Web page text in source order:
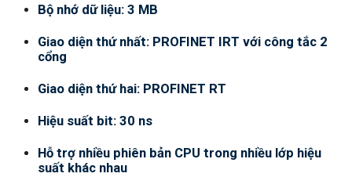
Bộ nhớ dữ liệu: 3 MB
Giao diện thứ nhất: PROFINET IRT với công tắc 2
cổng
Giao diện thứ hai: PROFINET RT
Hiệu suất bit: 30 ns
Hỗ trợ nhiều phiên bản CPU trong nhiều lớp hiệu
suất khác nhau